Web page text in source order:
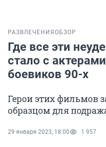
РАЗВЛЕЧЕНИЯ ОБЗОР
Где все эти
стало с
боевиков 90-х
Герои этих фильмов
образцом для
29 января 2023, 18:00 1 957